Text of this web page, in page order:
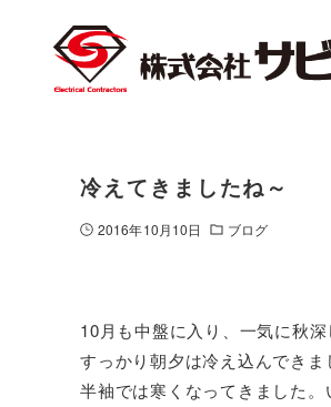
冷えてきましたね～
2016年10月10日 ブログ
10月も中盤に入り、一気に秋深
すっかり朝夕は冷え込んできま
半袖では寒くなってきました